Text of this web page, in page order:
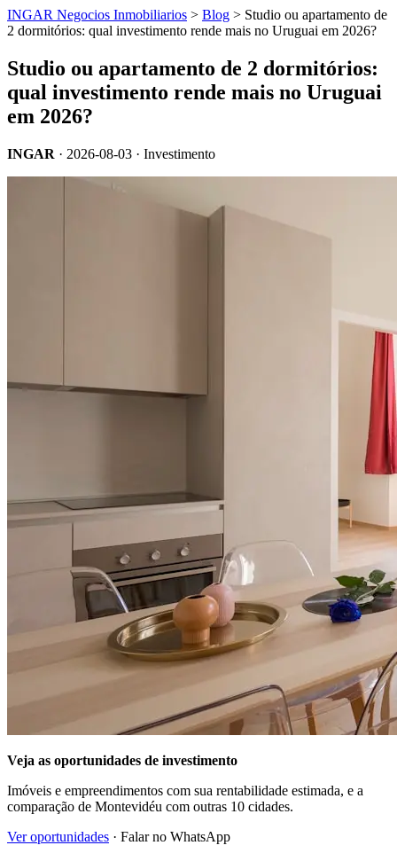
INGAR Negocios Inmobiliarios > Blog > Studio ou apartamento de
2 dormitórios: qual investimento rende mais no Uruguai em 2026?
Studio ou apartamento de 2 dormitórios:
qual investimento rende mais no Uruguai
em 2026?
INGAR · 2026-08-03 · Investimento
Veja as oportunidades de investimento
Imóveis e empreendimentos com sua rentabilidade estimada, e a
comparação de Montevidéu com outras 10 cidades.
Ver oportunidades · Falar no WhatsApp